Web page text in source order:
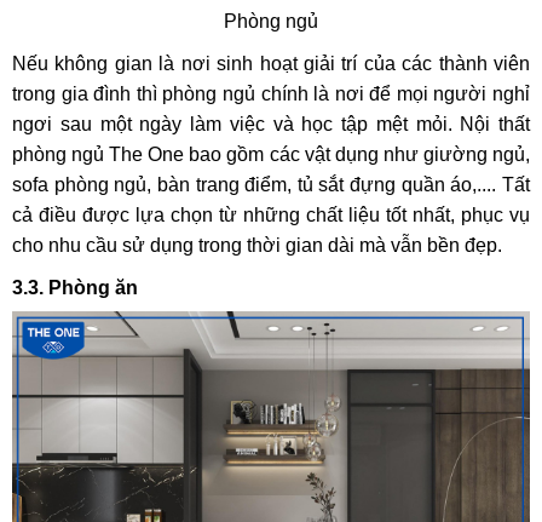
Phòng ngủ
Nếu không gian là nơi sinh hoạt giải trí của các thành viên
trong gia đình thì phòng ngủ chính là nơi để mọi người nghỉ
ngơi sau một ngày làm việc và học tập mệt mỏi. Nội thất
phòng ngủ The One bao gồm các vật dụng như giường ngủ,
sofa phòng ngủ, bàn trang điểm, tủ sắt đựng quần áo,.... Tất
cả điều được lựa chọn từ những chất liệu tốt nhất, phục vụ
cho nhu cầu sử dụng trong thời gian dài mà vẫn bền đẹp.
3.3. Phòng ăn